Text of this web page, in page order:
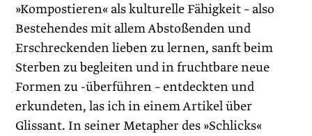
»Kompostieren« als kulturelle Fähigkeit – also
Bestehendes mit allem Abstoßenden und
Erschreckenden lieben zu lernen, sanft beim
Sterben zu begleiten und in fruchtbare neue
Formen zu -überführen – entdeckten und
erkundeten, las ich in einem Artikel über
Glissant. In seiner Metapher des »Schlicks«